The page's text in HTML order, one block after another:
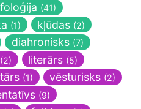
(41)
(1) kļūdas (2)
diahronisks (7)
(2) literārs (5)
(1) vēsturisks (2)
(9)